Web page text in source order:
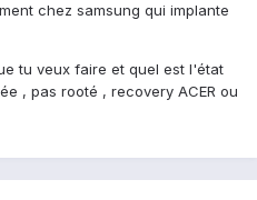
chez samsung qui implante
tu veux faire et quel est l'état
, pas rooté , recovery ACER ou